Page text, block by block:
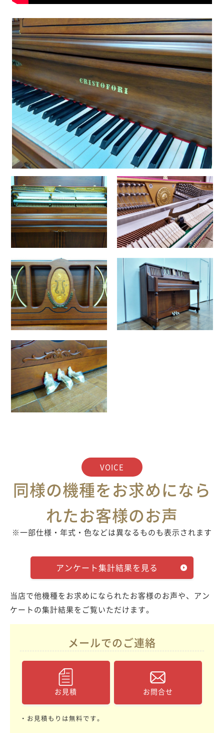
VOICE
同様の機種をお求めになら
れたお客様のお声
※一部仕様・年式・色などは異なるものも表示されます
アンケート集計結果を見る
当店で他機種をお求めになられたお客様のお声や、アン
ケートの集計結果をご覧いただけます。
メールでのご連絡
お見積 お問合せ
・お見積もりは無料です。